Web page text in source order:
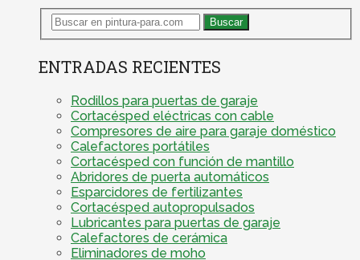
ENTRADAS RECIENTES
Rodillos para puertas de garaje
Cortacésped eléctricas con cable
Compresores de aire para garaje doméstico
Calefactores portátiles
Cortacésped con función de mantillo
Abridores de puerta automáticos
Esparcidores de fertilizantes
Cortacésped autopropulsados
Lubricantes para puertas de garaje
Calefactores de cerámica
Eliminadores de moho